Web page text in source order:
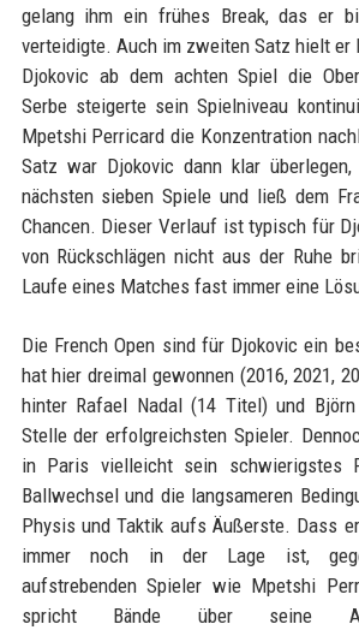
gelang ihm ein frühes Break, das er
verteidigte. Auch im zweiten Satz hielt er
Djokovic ab dem achten Spiel die
Serbe steigerte sein Spielniveau
Mpetshi Perricard die Konzentration
Satz war Djokovic dann klar
nächsten sieben Spiele und ließ dem
Chancen. Dieser Verlauf ist typisch für
von Rückschlägen nicht aus der Ruhe
Laufe eines Matches fast immer eine
Die French Open sind für Djokovic ein
hat hier dreimal gewonnen (2016, 2021,
hinter Rafael Nadal (14 Titel) und
Stelle der erfolgreichsten Spieler.
in Paris vielleicht sein schwierigstes
Ballwechsel und die langsameren
Physis und Taktik aufs Äußerste. Dass
immer noch in der Lage ist,
aufstrebenden Spieler wie Mpetshi
spricht Bände über seine